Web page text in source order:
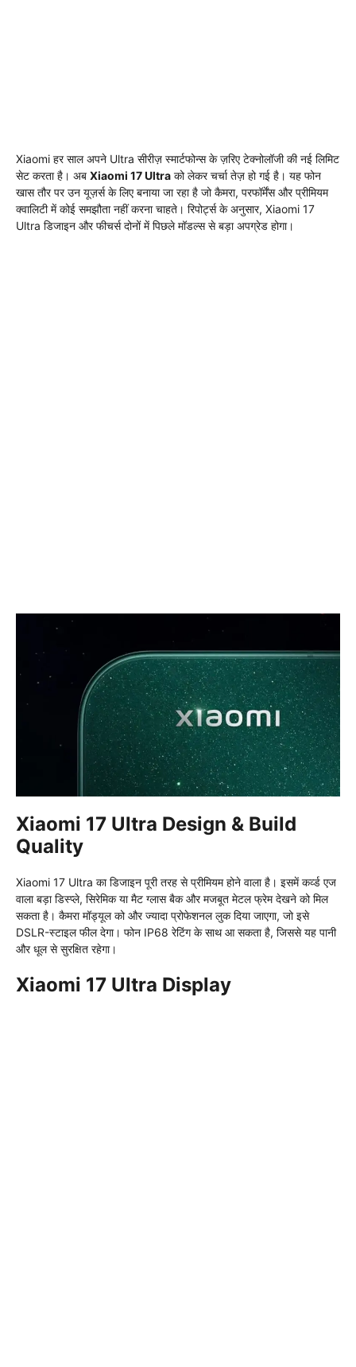
Xiaomi हर साल अपने Ultra सीरीज़ स्मार्टफोन्स के ज़रिए टेक्नोलॉजी की नई लिमिट
सेट करता है। अब Xiaomi 17 Ultra को लेकर चर्चा तेज़ हो गई है। यह फोन
खास तौर पर उन यूज़र्स के लिए बनाया जा रहा है जो कैमरा, परफॉर्मेंस और प्रीमियम
क्वालिटी में कोई समझौता नहीं करना चाहते। रिपोर्ट्स के अनुसार, Xiaomi 17
Ultra डिजाइन और फीचर्स दोनों में पिछले मॉडल्स से बड़ा अपग्रेड होगा।
Xiaomi 17 Ultra Design & Build
Quality
Xiaomi 17 Ultra का डिजाइन पूरी तरह से प्रीमियम होने वाला है। इसमें कर्व्ड एज
वाला बड़ा डिस्प्ले, सिरेमिक या मैट ग्लास बैक और मजबूत मेटल फ्रेम देखने को मिल
सकता है। कैमरा मॉड्यूल को और ज्यादा प्रोफेशनल लुक दिया जाएगा, जो इसे
DSLR-स्टाइल फील देगा। फोन IP68 रेटिंग के साथ आ सकता है, जिससे यह पानी
और धूल से सुरक्षित रहेगा।
Xiaomi 17 Ultra Display